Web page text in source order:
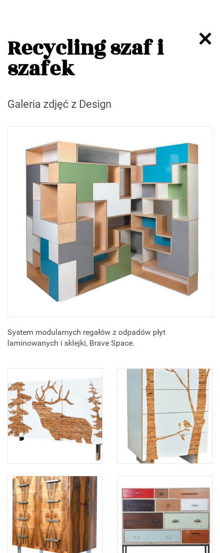
Recycling szaf i
szafek
Galeria zdjęć z Design
System modularnych regałów z odpadów płyt
laminowanych i sklejki, Brave Space.